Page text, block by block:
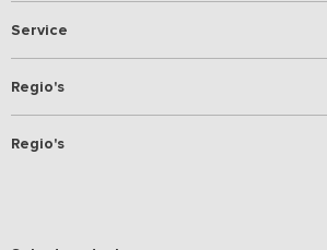
Service
Regio's
Regio's